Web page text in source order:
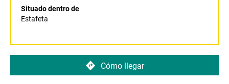
Situado dentro de
Estafeta
Cómo llegar